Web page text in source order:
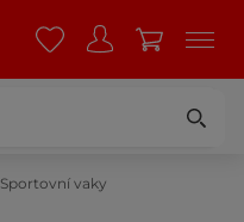
Sportovní vaky